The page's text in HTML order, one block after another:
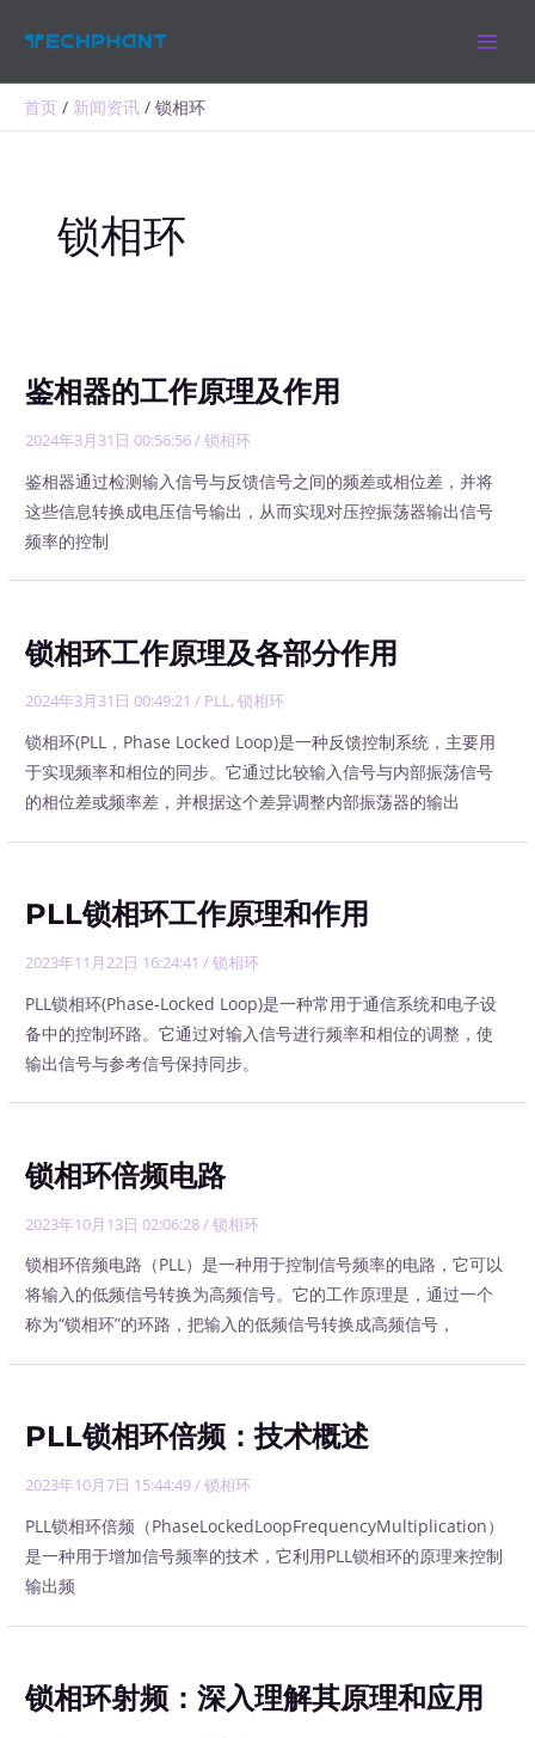
首页 新闻资讯 锁相环
锁相环
鉴相器的工作原理及作用
2024年3月31日 00:56:56/锁相环
鉴相器通过检测输入信号与反馈信号之间的频差或相位差，并将
这些信息转换成电压信号输出，从而实现对压控振荡器输出信号
频率的控制
锁相环工作原理及各部分作用
2024年3月31日 00:49:21 / PLL,锁相环
锁相环(PLL，Phase Locked Loop)是一种反馈控制系统，主要用
于实现频率和相位的同步。它通过比较输入信号与内部振荡信号
的相位差或频率差，并根据这个差异调整内部振荡器的输出
PLL锁相环工作原理和作用
2023年11月22日 16:24:41 /锁相环
PLL锁相环(Phase-Locked Loop)是一种常用于通信系统和电子设
备中的控制环路。它通过对输入信号进行频率和相位的调整，使
输出信号与参考信号保持同步。
锁相环倍频电路
2023年10月13日 02:06:28/锁相环
锁相环倍频电路（PLL）是一种用于控制信号频率的电路，它可以
将输入的低频信号转换为高频信号。它的工作原理是，通过一个
称为“锁相环”的环路，把输入的低频信号转换成高频信号，
PLL锁相环倍频：技术概述
2023年10月7日 15:44:49/锁相环
PLL锁相环倍频（PhaseLockedLoopFrequencyMultiplication）
是一种用于增加信号频率的技术，它利用PLL锁相环的原理来控制
输出频
锁相环射频：深入理解其原理和应用